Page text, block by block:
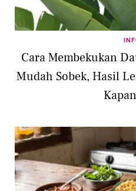
Cara Membekukan
Mudah Sobek, Hasil